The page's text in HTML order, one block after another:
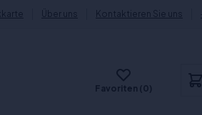
Über uns Kontaktieren Sie uns
Favoriten (0)